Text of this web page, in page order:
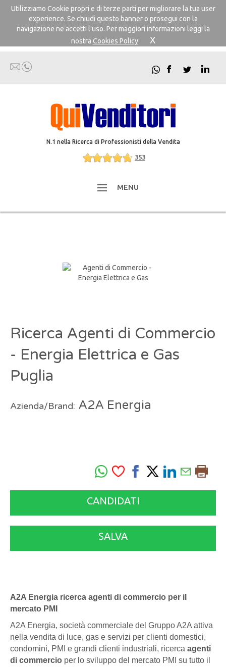
Utilizziamo Cookie propri e di terze parti per migliorare la tua user
experience. Se chiudi questo banner o prosegui con la
navigazione ne accetti l'uso. Per maggiori informazioni leggi la
nostra Cookies Policy X
N.1 nella Ricerca di Professionisti della Vendita
353
MENU
Ricerca Agenti di Commercio
- Energia Elettrica e Gas
Puglia
Azienda/Brand: A2A Energia
CANDIDATI
SALVA
A2A Energia ricerca agenti di commercio per il
mercato PMI
A2A Energia, società commerciale del Gruppo A2A attiva
nella vendita di luce, gas e servizi per clienti domestici,
condomini, PMI e grandi clienti industriali, ricerca agenti
di commercio per lo sviluppo del mercato PMI su tutto il